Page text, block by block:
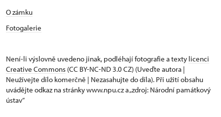
O zámku
Fotogalerie
Není-li výslovně uvedeno jinak, podléhají fotografie a texty licenci
Creative Commons (CC BY-NC-ND 3.0 CZ) (Uveďte autora |
Neužívejte dílo komerčně | Nezasahujte do díla). Při užití obsahu
uvádějte odkaz na stránky www.npu.cz a „zdroj: Národní památkový
ústav“